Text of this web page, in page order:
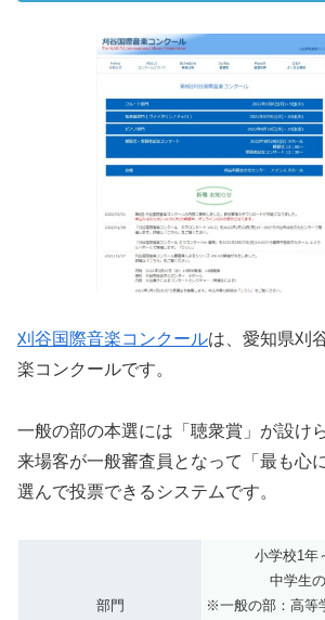
刈谷国際音楽コンクールは、愛知県刈
楽コンクールです。
一般の部の本選には「聴衆賞」が設け
来場客が一般審査員となって「最も心
選んで投票できるシステムです。
部門
小学校1年
中学生
※一般の部：高等